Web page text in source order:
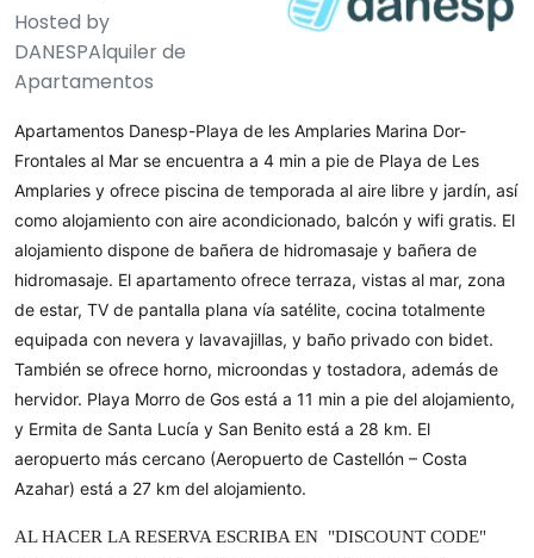
Hosted by
DANESPAlquiler de
Apartamentos
Apartamentos Danesp-Playa de les Amplaries Marina Dor-
Frontales al Mar se encuentra a 4 min a pie de Playa de Les
Amplaries y ofrece piscina de temporada al aire libre y jardín, así
como alojamiento con aire acondicionado, balcón y wifi gratis. El
alojamiento dispone de bañera de hidromasaje y bañera de
hidromasaje. El apartamento ofrece terraza, vistas al mar, zona
de estar, TV de pantalla plana vía satélite, cocina totalmente
equipada con nevera y lavavajillas, y baño privado con bidet.
También se ofrece horno, microondas y tostadora, además de
hervidor. Playa Morro de Gos está a 11 min a pie del alojamiento,
y Ermita de Santa Lucía y San Benito está a 28 km. El
aeropuerto más cercano (Aeropuerto de Castellón – Costa
Azahar) está a 27 km del alojamiento.
AL HACER LA RESERVA ESCRIBA EN "DISCOUNT CODE"